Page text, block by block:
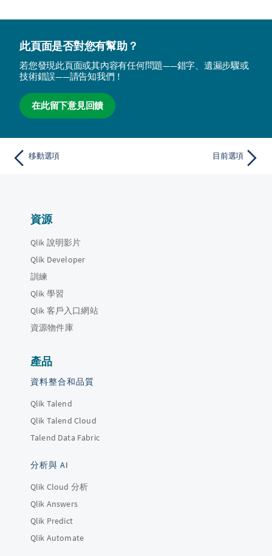
此頁面是否對您有幫助？
若您發現此頁面或其內容有任何問題——錯字、遺漏步驟或
技術錯誤——請告知我們！
在此留下意見回饋
移動選項 目前選項
資源
Qlik 說明影片
Qlik Developer
訓練
Qlik 學習
Qlik 客戶入口網站
資源物件庫
產品
資料整合和品質
Qlik Talend
Qlik Talend Cloud
Talend Data Fabric
分析與 AI
Qlik Cloud 分析
Qlik Answers
Qlik Predict
Qlik Automate